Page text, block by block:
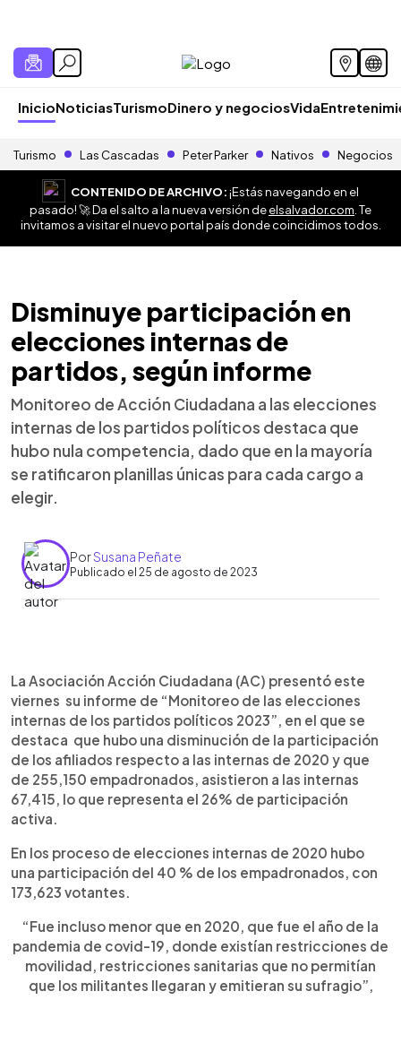
InicioNoticiasTurismoDinero y negociosVida
Turismo Las Cascadas Peter Parker Nativos Negocios
CONTENIDO DE ARCHIVO:¡Estás navegando en el
pasado! 🚀 Da el salto a la nueva versión deelsalvador.com . Te
invitamos a visitar el nuevo portal país donde coincidimos todos.
Disminuye participación en
elecciones internas de
partidos, según informe
Monitoreo de Acción Ciudadana a las elecciones
internas de los partidos políticos destaca que
hubo nula competencia, dado que en la mayoría
se ratificaron planillas únicas para cada cargo a
elegir.
PorSusana Peñate
Publicado el 25 de agosto de 2023
► Escuchar artículo
La Asociación Acción Ciudadana (AC) presentó este
viernes su informe de “Monitoreo de las elecciones
internas de los partidos políticos 2023”, en el que se
destaca que hubo una disminución de la participación
de los afiliados respecto a las internas de 2020 y que
de 255,150 empadronados, asistieron a las internas
67,415, lo que representa el 26% de participación
activa.
En los proceso de elecciones internas de 2020 hubo
una participación del 40 % de los empadronados, con
173,623 votantes.
“Fue incluso menor que en 2020, que fue el año de la
pandemia de covid-19, donde existían restricciones de
movilidad, restricciones sanitarias que no permitían
que los militantes llegaran y emitieran su sufragio”,